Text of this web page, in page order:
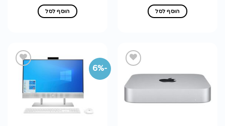
הוסף לסל הוסף לסל
הוסף
wishlist
-6%
הוסף
לרשימת